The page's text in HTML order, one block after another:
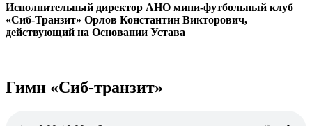
Исполнительный директор АНО мини-футбольный клуб
«Сиб-Транзит» Орлов Константин Викторович,
действующий на Основании Устава
Гимн «Сиб-транзит»